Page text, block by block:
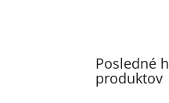
Posledné
produktov